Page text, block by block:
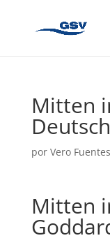
Mitten
por Vero Fuentes
Mitten